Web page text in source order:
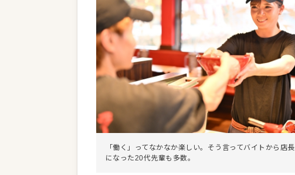
「働く」ってなかなか楽しい。そう言ってバイトから店長
になった20代先輩も多数。